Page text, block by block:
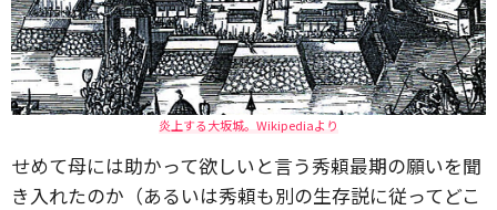
炎上する大坂城。Wikipediaより
せめて母には助かって欲しいと言う秀頼最期の願いを聞
き入れたのか（あるいは秀頼も別の生存説に従ってどこ